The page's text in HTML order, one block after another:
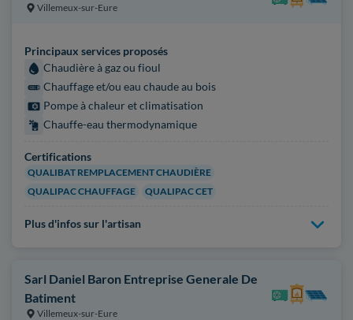
Villemeux-sur-Eure
Principaux services proposés
Chaudière à gaz ou fioul
Chauffage et/ou eau chaude au bois
Pompe à chaleur et climatisation
Chauffe-eau thermodynamique
Certifications
QUALIBAT REMPLACEMENT CHAUDIÈRE
QUALIPAC CHAUFFAGE
QUALIPAC CET
Plus d'infos sur l'artisan
Sarl Daniel Baron Entreprise Generale De
Batiment
Villemeux-sur-Eure